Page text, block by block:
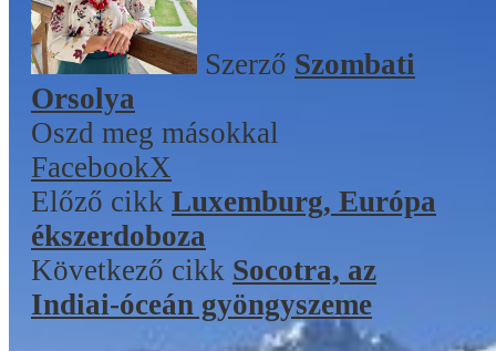
Menu
EGYÜTTMŰKÖDÉSEK
EXTRA ANYAGOK ÉS
TÁMOGATÓI OLDAL
KAPCSOLAT
Menu
Szerző Szombati
Orsolya
Oszd meg másokkal
FacebookX
Előző cikk Luxemburg, Európa
ékszerdoboza
Következő cikk Socotra, az
Indiai-óceán gyöngyszeme